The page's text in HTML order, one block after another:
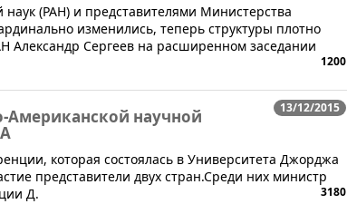
(РАН) и представителями Министерства
изменились, теперь структуры плотно
Александр Сергеев на расширенном заседании
1200
13/12/2015
Американской научной
которая состоялась в Университета Джорджа
представители двух стран.Среди них министр
Д.
3180